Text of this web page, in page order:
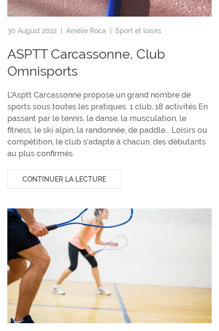
30 August 2022 | Amélie Roca Sport et loisirs
ASPTT Carcassonne, Club
Omnisports
L'Asptt Carcassonne propose un grand nombre de
sports sous toutes les pratiques. 1 club, 18 activités En
passant par le tennis, la danse, la musculation, le
fitness, le ski alpin, la randonnée, de paddle... Loisirs ou
compétition, le club s'adapte à chacun, des débutants
au plus confirmés.
CONTINUER LA LECTURE